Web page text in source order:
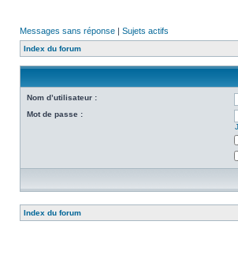
Messages sans réponse | Sujets actifs
Index du forum
Nom d’utilisateur :
Mot de passe :
Index du forum